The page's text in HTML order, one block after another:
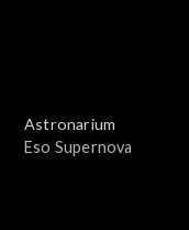
Astronarium
Eso Supernova